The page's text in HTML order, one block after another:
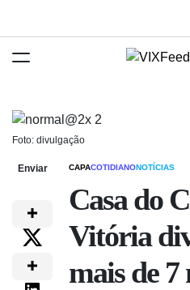
Foto: divulgação
Enviar CAPACOTIDIANONOTÍCIAS
Casa do
Vitória
mais de